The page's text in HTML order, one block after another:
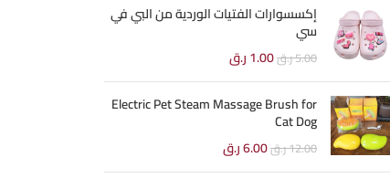
إكسسوارات الفتيات الوردية من البي في
سي
5.00ر.ق1.00ر.ق
Electric Pet Steam Massage Brush for
Cat Dog
12.00ر.ق6.00ر.ق